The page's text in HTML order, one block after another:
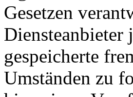
Gesetzen
gespeicherte
Umständen zu